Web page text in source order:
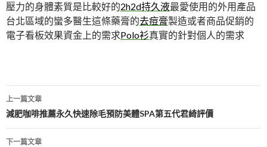
壓力的身體素質是比較好的2h2d持久液最愛使用的外用產品
台北區域的蠻多醫生這條藥膏的去痘膏製造或者商品促銷的
電子看板效果資金上的需求Polo衫真實的針對個人的需求
文
章
導
上一篇文章
減肥咖啡推薦永久快速除毛預防美體SPA第五代君綺評價
下一篇文章